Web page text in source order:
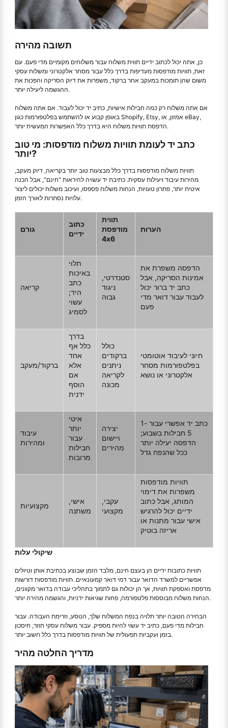
תשובה מהירה
כן, אתה יכול לכתוב ידיים תווית משלוח עבור משלוחים מקומיים מדי פעם. עם
זאת, תוויות מודפסות מעדיפות בדרך כלל עבור מסחר אלקטרוני ומשלוח עסקי
משום שהן תומכות במעקב אחר ברקוד, משפרות את דיוק הסריקה והפכות את
ההגשמה ליעילה יותר.
אם אתה משלוח רק כמה חבילות אישיות, כתיב יד יכול לעבוד. אם אתה משלוח
באופן קבוע או להשתמש בפלטפורמות כגון Shopify, Etsy, אמזון, או eBay,
הדפסת תוויות משלוח היא בדרך כלל האפשרות המעשית יותר.
כתב יד לעומת תוויות משלוח מודפסות: מי טוב
יותר?
תוויות משלוח מודפסות בדרך כלל מבצעות טוב יותר בקריאה, דיוק מעקב,
מהירות עיבוד ויעילות עסקית. כתיבת יד עשויה להיראות "חינם", אבל הכנה
איטית יותר, פתרון טעויות, הנחות משלוח פספסו, ועיכוב משלוח יכולים ליצור
עלויות נסתרות לאורך הזמן.
גורם
כתוב
ידיים
תווית
מודפסת
4x6
הערות
קריאה
תלוי
באיכות
כתב
היד;
עשוי
לסמיג
סטנדרטי,
ניגוד
גבוה
הדפסה משפרת את
אמינות הסריקה, אבל
כתב יד ברור יכול
לעבוד עבור דואר מדי
פעם
ברקוד/מעקב
בדרך
כלל אף
אחד
אלא
אם
הוסף
ידנית
כולל
ברקודים
ניתנים
לקריאה
מכונה
חיוני לעיבוד אוטומטי
בפלטפורמות מסחר
אלקטרוני או נושא
עיבוד
ומהירות
איטי
יותר
עבור
חבילות
מרובות
יצירה
ויישום
מהירים
כתב יד אפשרי עבור 1-
5 חבילות בשבוע;
הדפסה יעילה יותר
ככל שהנפח גדל
מקצועיות
אישי,
משתנה
עקבי,
מקצועי
תוויות מודפסות
משפרות את דימוי
המותג, אבל כתוב
ידיים יכול להרגיש
אישי עבור מתנות או
אריזה בוטיק
שיקולי עלות
תוויות כתובות ידיים הן בעצם חינם, מלבד הזמן שבוצע בכתיבת אותן וטיולים
אפשריים למשרד הדואר עבור דמי דואר קמעונאיים. תוויות מודפסות דורשות
מדפסת ואספקת תוויות, אך הן יכולות גם לתמוך בתהליכי עבודה בדואר מקוונים,
הנחות משלוח מבוססות פלטפורמה, פחות שגיאות ידניות, והגשמה מהירה יותר.
הבחירה הטובה יותר תלויה בנפח המשלוח שלך, הנוסע, וזרימת העבודה. עבור
חבילות מדי פעם, כתיב יד עשוי להיות מספיק. עבור משלוח עסקי חוזר, חיסכון
בזמן ועקביות תפעולית של תוויות מודפסות בדרך כלל חשוב יותר.
מדריך החלטה מהיר